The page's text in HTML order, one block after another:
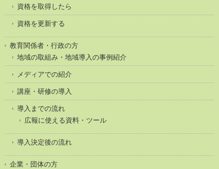
資格を取得したら
資格を更新する
教育関係者・行政の方
地域の取組み・地域導入の事例紹介
メディアでの紹介
講座・研修の導入
導入までの流れ
広報に使える資料・ツール
導入決定後の流れ
企業・団体の方